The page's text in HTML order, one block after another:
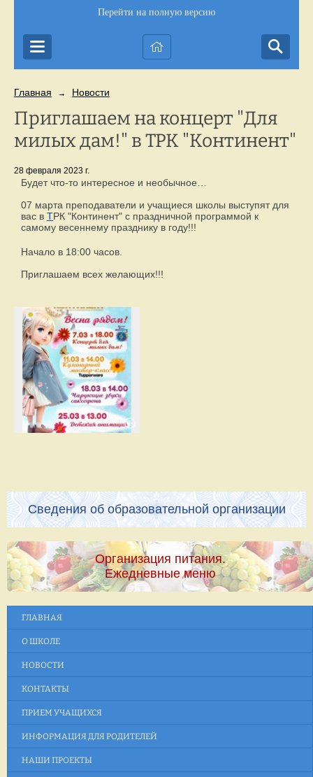
Перейти на полную версию
Главная → Новости
Приглашаем на концерт "Для
милых дам!" в ТРК "Континент"
28 февраля 2023 г.
Будет что-то интересное и необычное…
07 марта преподаватели и учащиеся школы выступят для
вас в ТРК "Континент" с праздничной программой к
самому весеннему празднику в году!!!
Начало в 18:00 часов.
Приглашаем всех желающих!!!
Сведения об образовательной организации
Организация питания.
Ежедневные меню
ГЛАВНАЯ
О ШКОЛЕ
НОВОСТИ
КОНТАКТЫ
ПРИЕМ УЧАЩИХСЯ
ИНФОРМАЦИЯ ДЛЯ РОДИТЕЛЕЙ
НАШИ ПРОЕКТЫ